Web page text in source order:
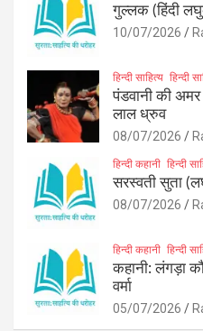
गुल्लक (हिंदी
10/07/2026
हिन्दी साहित्य हिन्दी
पंडवानी की अमर
लाल ध्रुव
08/07/2026
हिन्दी कहानी हिन्दी
सरस्वती सुता
08/07/2026
हिन्दी कहानी हिन्दी
कहानी: लंगड़ा
वर्मा
05/07/2026